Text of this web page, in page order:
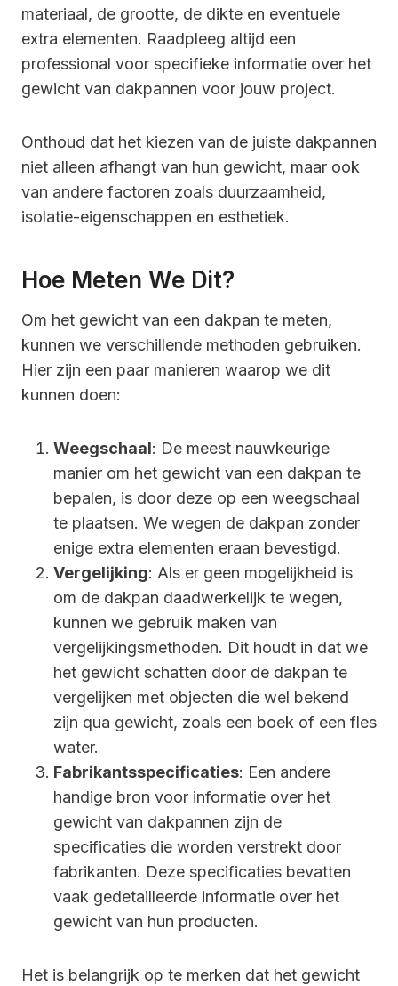
materiaal, de grootte, de dikte en eventuele
extra elementen. Raadpleeg altijd een
professional voor specifieke informatie over het
gewicht van dakpannen voor jouw project.
Onthoud dat het kiezen van de juiste dakpannen
niet alleen afhangt van hun gewicht, maar ook
van andere factoren zoals duurzaamheid,
isolatie-eigenschappen en esthetiek.
Hoe Meten We Dit?
Om het gewicht van een dakpan te meten,
kunnen we verschillende methoden gebruiken.
Hier zijn een paar manieren waarop we dit
kunnen doen:
Weegschaal: De meest nauwkeurige
manier om het gewicht van een dakpan te
bepalen, is door deze op een weegschaal
te plaatsen. We wegen de dakpan zonder
enige extra elementen eraan bevestigd.
Vergelijking: Als er geen mogelijkheid is
om de dakpan daadwerkelijk te wegen,
kunnen we gebruik maken van
vergelijkingsmethoden. Dit houdt in dat we
het gewicht schatten door de dakpan te
vergelijken met objecten die wel bekend
zijn qua gewicht, zoals een boek of een fles
water.
Fabrikantsspecificaties: Een andere
handige bron voor informatie over het
gewicht van dakpannen zijn de
specificaties die worden verstrekt door
fabrikanten. Deze specificaties bevatten
vaak gedetailleerde informatie over het
gewicht van hun producten.
Het is belangrijk op te merken dat het gewicht